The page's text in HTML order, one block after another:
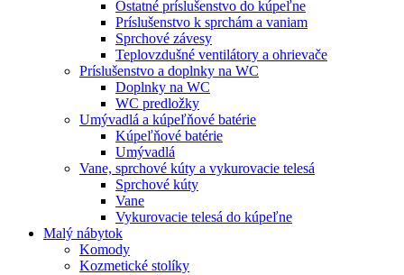
Ostatné príslušenstvo do kúpeľne
Príslušenstvo k sprchám a vaniam
Sprchové závesy
Teplovzdušné ventilátory a ohrievače
Príslušenstvo a doplnky na WC
Doplnky na WC
WC predložky
Umývadlá a kúpeľňové batérie
Kúpeľňové batérie
Umývadlá
Vane, sprchové kúty a vykurovacie telesá
Sprchové kúty
Vane
Vykurovacie telesá do kúpeľne
Malý nábytok
Komody
Kozmetické stolíky